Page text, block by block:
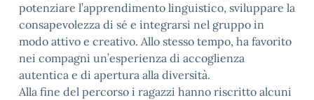
potenziare l’apprendimento linguistico, sviluppare la
consapevolezza di sé e integrarsi nel gruppo in
modo attivo e creativo. Allo stesso tempo, ha favorito
nei compagni un’esperienza di accoglienza
autentica e di apertura alla diversità.
Alla fine del percorso i ragazzi hanno riscritto alcuni